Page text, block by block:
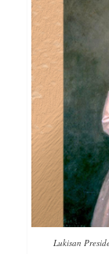
Lukisan